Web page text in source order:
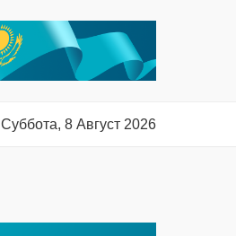
Суббота, 8 Август 2026